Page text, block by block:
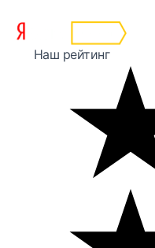
Наш рейтинг